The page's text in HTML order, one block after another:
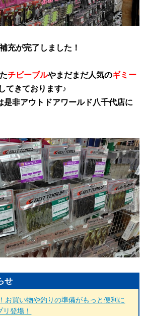
充が完了しました！
チビーブルやまだまだ人気のギミー
てきております♪
是非アウトドアワールド八千代店に
せ
お買い物や釣りの準備がもっと便利に
リ登場！